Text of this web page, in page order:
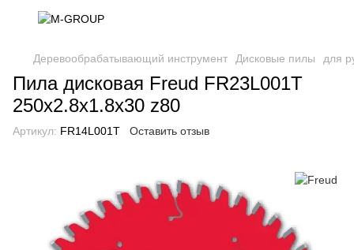
Деревообрабатывающий инструмент Дисковые пилы для
Пила дисковая Freud FR23L001T
250x2.8x1.8x30 z80
Артикул: FR14L001T Оставить отзыв